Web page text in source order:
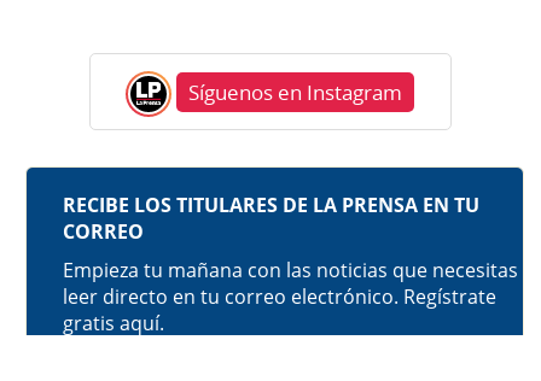
Síguenos en Instagram